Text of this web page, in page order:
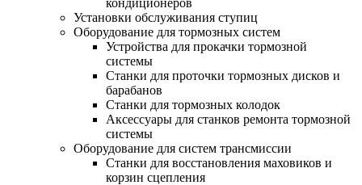
кондиционеров
Установки обслуживания ступиц
Оборудование для тормозных систем
Устройства для прокачки тормозной
системы
Станки для проточки тормозных дисков и
барабанов
Станки для тормозных колодок
Аксессуары для станков ремонта тормозной
системы
Оборудование для систем трансмиссии
Станки для восстановления маховиков и
корзин сцепления